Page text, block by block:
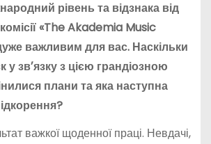
рівень та відзнака від
комісії«TheAkademia Music
важливим для вас. Наскільки
узвʼязкуз цією грандіозною
плани та яка наступна
важкої щоденної праці. Невдачі,